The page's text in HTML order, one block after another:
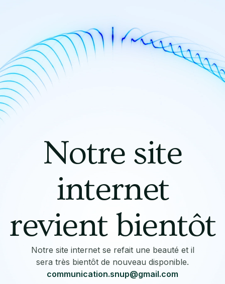
Notre site
internet
revient bientôt
Notre site internet se refait une beauté et il
sera très bientôt de nouveau disponible.
communication.snup@gmail.com